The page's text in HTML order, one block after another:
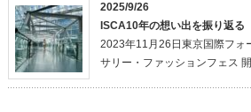
2025/9/26
ISCA10年の想い出を振り返る
2023年11月26日東京国際フォ
サリー・ファッションフェス